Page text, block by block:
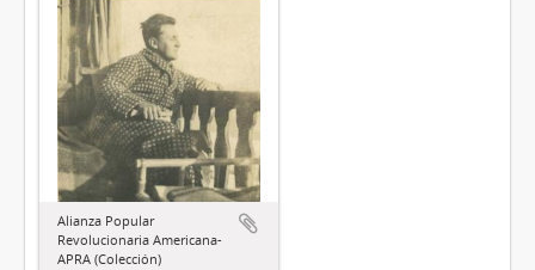
Alianza Popular
Revolucionaria Americana-
APRA (Colección)